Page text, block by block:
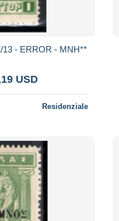
13 - ERROR - MNH**
USD
Residenziale